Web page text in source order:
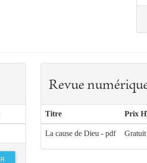
Revue
Titre Prix
La cause de Dieu - pdf